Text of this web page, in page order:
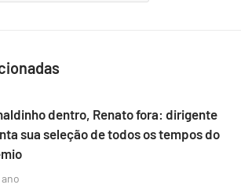
dentro, Renato fora: dirigente
sua seleção de todos os tempos do
ano